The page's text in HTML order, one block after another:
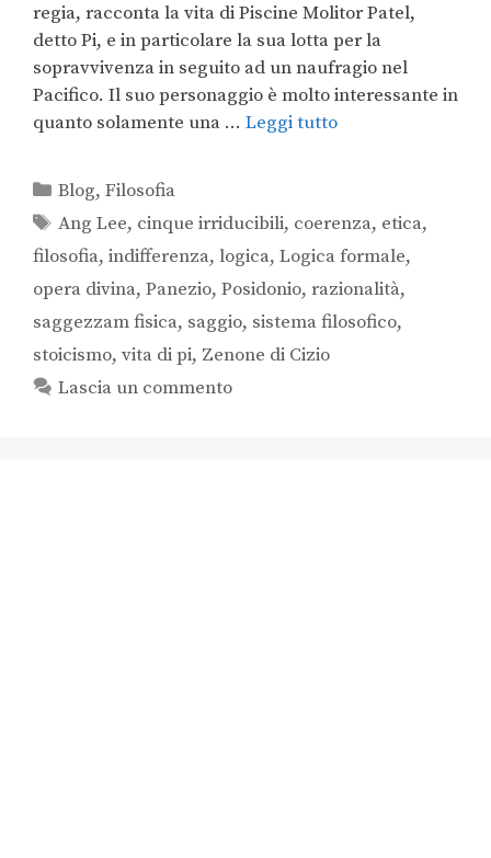
regia, racconta la vita di Piscine Molitor Patel,
detto Pi, e in particolare la sua lotta per la
sopravvivenza in seguito ad un naufragio nel
Pacifico. Il suo personaggio è molto interessante in
quanto solamente una … Leggi tutto
Blog,Filosofia
Ang Lee, cinque irriducibili, coerenza, etica,
filosofia, indifferenza, logica, Logica formale,
opera divina, Panezio, Posidonio, razionalità,
saggezzam fisica, saggio, sistema filosofico,
stoicismo, vita di pi, Zenone di Cizio
Lascia un commento